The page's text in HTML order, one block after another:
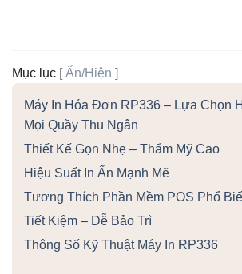
Mục lục [Ẩn/Hiện ]
Máy In Hóa Đơn RP336 – Lựa Chọn
Mọi Quầy Thu Ngân
Thiết Kế Gọn Nhẹ – Thẩm Mỹ Cao
Hiệu Suất In Ấn Mạnh Mẽ
Tương Thích Phần Mềm POS Phổ
Tiết Kiệm – Dễ Bảo Trì
Thông Số Kỹ Thuật Máy In RP336